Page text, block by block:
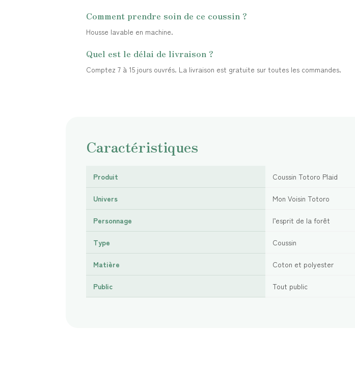
Comment prendre soin de ce coussin ?
Housse lavable en machine.
Quel est le délai de livraison ?
Comptez 7 à 15 jours ouvrés. La livraison est gratuite sur toutes les commandes.
Caractéristiques
Produit Coussin Totoro Plaid
Univers Mon Voisin Totoro
Personnage l’esprit de la forêt
Type Coussin
Matière Coton et polyester
Public Tout public